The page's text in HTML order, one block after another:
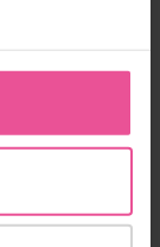
výrobcov
svojho 20.